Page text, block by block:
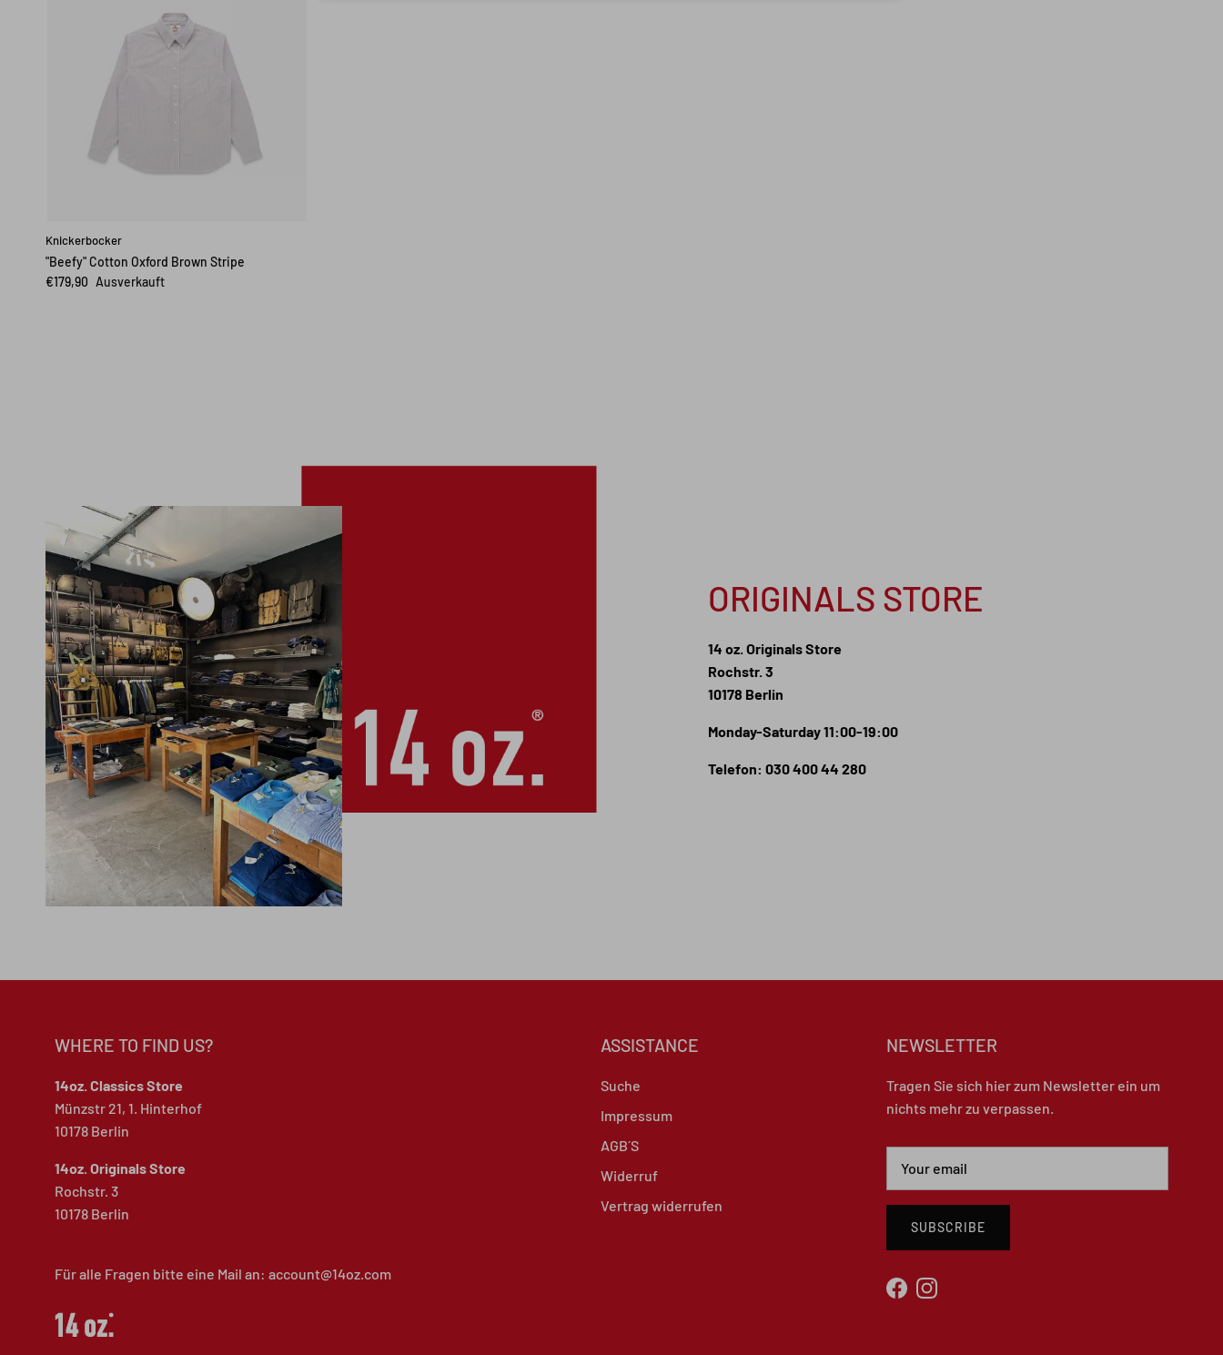
Knickerbocker
"Beefy" Cotton Oxford Brown Stripe
€179,90 Ausverkauft
ORIGINALS STORE
14 oz. Originals Store
Rochstr. 3
10178 Berlin
Monday-Saturday 11:00-19:00
Telefon: 030 400 44 280
WHERE TO FIND US?
14oz. Classics Store
Münzstr 21, 1. Hinterhof
10178 Berlin
14oz. Originals Store
Rochstr. 3
10178 Berlin
Für alle Fragen bitte eine Mail an: account@14oz.com
ASSISTANCE
Suche
Impressum
AGB´S
Widerruf
Vertrag widerrufen
NEWSLETTER
Tragen Sie sich hier zum Newsletter ein um
nichts mehr zu verpassen.
SUBSCRIBE
FacebookInstagram